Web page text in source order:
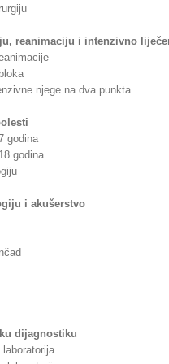
reanimaciju i intenzivno
njege na dva punkta
godina
i akušerstvo
dijagnostiku